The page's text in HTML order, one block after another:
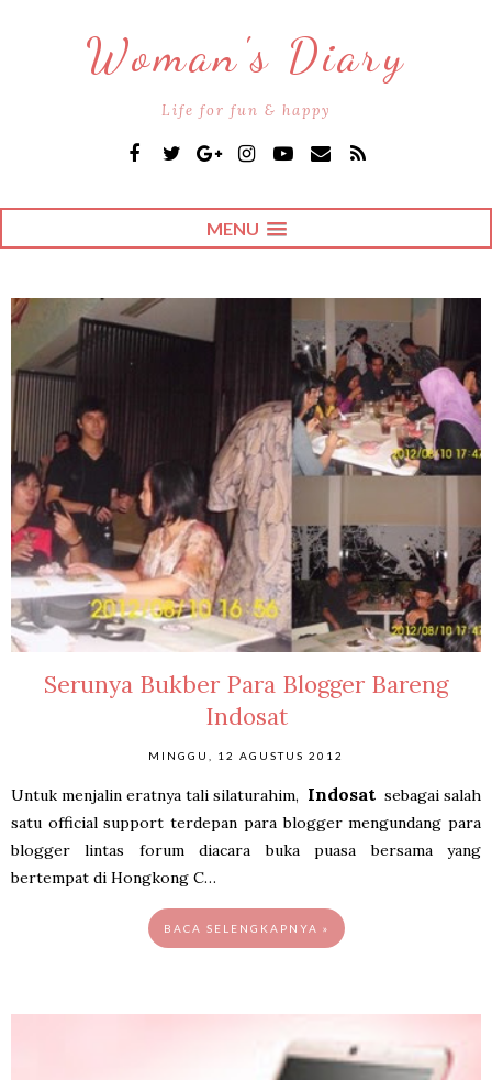
Woman's Diary
Life for fun & happy
MENU
Serunya Bukber Para Blogger Bareng
Indosat
MINGGU, 12 AGUSTUS 2012
Untuk menjalin eratnya tali silaturahim, Indosat sebagai salah
satu official support terdepan para blogger mengundang para
blogger lintas forum diacara buka puasa bersama yang
bertempat di Hongkong C…
BACA SELENGKAPNYA »